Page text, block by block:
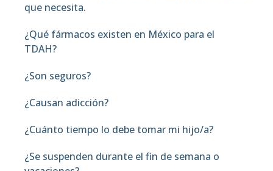
que necesita.
¿Qué fármacos existen en México para el
TDAH?
¿Son seguros?
¿Causan adicción?
¿Cuánto tiempo lo debe tomar mi hijo/a?
¿Se suspenden durante el fin de semana o